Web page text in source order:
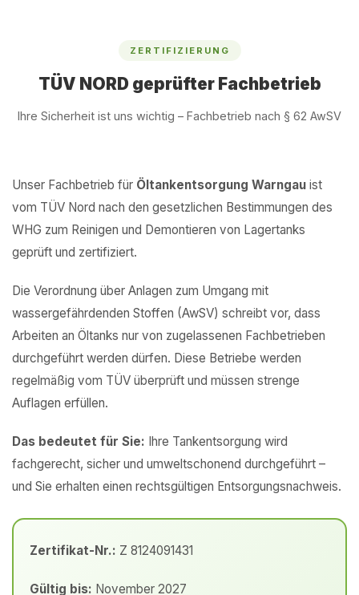
ZERTIFIZIERUNG
TÜV NORD geprüfter Fachbetrieb
Ihre Sicherheit ist uns wichtig – Fachbetrieb nach § 62 AwSV
Unser Fachbetrieb für Öltankentsorgung Warngau ist
vom TÜV Nord nach den gesetzlichen Bestimmungen des
WHG zum Reinigen und Demontieren von Lagertanks
geprüft und zertifiziert.
Die Verordnung über Anlagen zum Umgang mit
wassergefährdenden Stoffen (AwSV) schreibt vor, dass
Arbeiten an Öltanks nur von zugelassenen Fachbetrieben
durchgeführt werden dürfen. Diese Betriebe werden
regelmäßig vom TÜV überprüft und müssen strenge
Auflagen erfüllen.
Das bedeutet für Sie: Ihre Tankentsorgung wird
fachgerecht, sicher und umweltschonend durchgeführt –
und Sie erhalten einen rechtsgültigen Entsorgungsnachweis.
Zertifikat-Nr.: Z 8124091431
Gültig bis: November 2027